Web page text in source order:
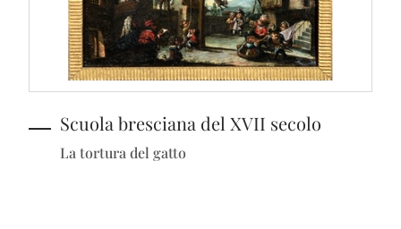
Scuola bresciana del XVII secolo
La tortura del gatto